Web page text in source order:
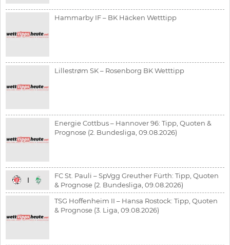
Hammarby IF – BK Häcken Wetttipp
Lillestrøm SK – Rosenborg BK Wetttipp
Energie Cottbus – Hannover 96: Tipp, Quoten &
Prognose (2. Bundesliga, 09.08.2026)
FC St. Pauli – SpVgg Greuther Fürth: Tipp, Quoten
& Prognose (2. Bundesliga, 09.08.2026)
TSG Hoffenheim II – Hansa Rostock: Tipp, Quoten
& Prognose (3. Liga, 09.08.2026)